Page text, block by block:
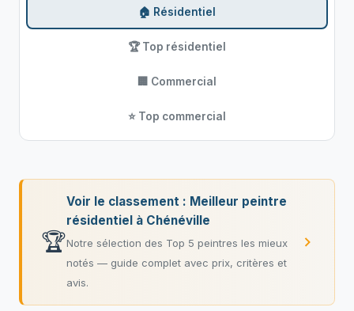
🏠 Résidentiel
🏆 Top résidentiel
🏢 Commercial
⭐ Top commercial
🏆
Voir le classement : Meilleur peintre
résidentiel à Chénéville
Notre sélection des Top 5 peintres les mieux
notés — guide complet avec prix, critères et
avis.